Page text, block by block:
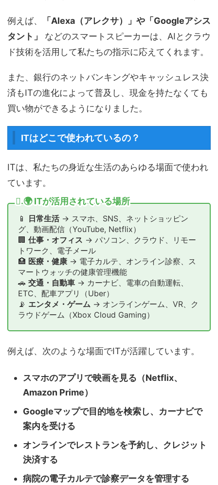
例えば、
「Alexa（アレクサ）」や「Googleアシス
タント」
などのスマートスピーカーは、AIとクラウ
ド技術を活用して私たちの指示に応えてくれます。
また、銀行のネットバンキングやキャッシュレス決
済もITの進化によって普及し、現金を持たなくても
買い物ができるようになりました。
ITはどこで使われているの？
ITは、私たちの身近な生活のあらゆる場面で使われ
ています。
🌍 ITが活用されている場所
📱 日常生活→ スマホ、SNS、ネットショッピン
グ、動画配信（YouTube, Netflix）
🏢 仕事・オフィス → パソコン、クラウド、リモー
トワーク、電子メール
🏥 医療・健康 → 電子カルテ、オンライン診察、ス
マートウォッチの健康管理機能
🚗 交通・自動車 → カーナビ、電車の自動運転、
ETC、配車アプリ（Uber）
📡 エンタメ・ゲーム → オンラインゲーム、VR、ク
ラウドゲーム（Xbox Cloud Gaming）
例えば、次のような場面でITが活躍しています。
スマホのアプリで映画を見る（Netflix、
Amazon Prime）
Googleマップで目的地を検索し、カーナビで
案内を受ける
オンラインでレストランを予約し、クレジット
決済する
病院の電子カルテで診察データを管理する